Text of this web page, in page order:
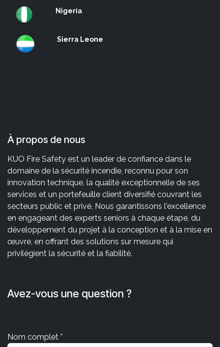
Nigeria
Sierra Leone
À propos de nous
KUO Fire Safety est un leader de confiance dans le
domaine de la sécurité incendie, reconnu pour son
innovation technique, la qualité exceptionnelle de ses
services et un portefeuille client diversifié couvrant les
secteurs public et privé. Nous garantissons l'excellence
en engageant des experts seniors à chaque étape, du
développement du projet à la conception et à la mise en
œuvre, en offrant des solutions sur mesure qui
privilégient la sécurité et la fiabilité.
Avez-vous une question ?
Nom complet *